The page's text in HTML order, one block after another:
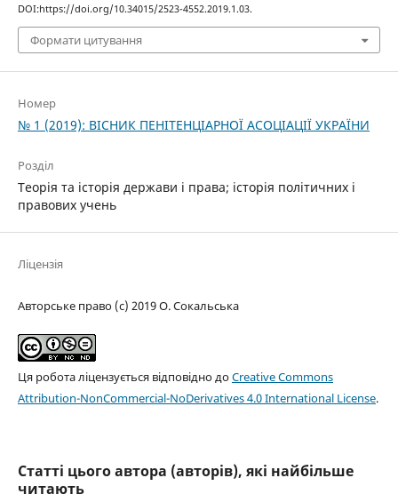
DOI:https://doi.org/10.34015/2523-4552.2019.1.03.
Формати цитування
Номер
№ 1 (2019): ВІСНИК ПЕНІТЕНЦІАРНОЇ АСОЦІАЦІЇ УКРАЇНИ
Розділ
Теорія та історія держави і права; історія політичних і
правових учень
Ліцензія
Авторське право (c) 2019 О. Сокальська
Ця робота ліцензується відповідно доCreative Commons
Attribution-NonCommercial-NoDerivatives 4.0 International License.
Статті цього автора (авторів), які найбільше
читають